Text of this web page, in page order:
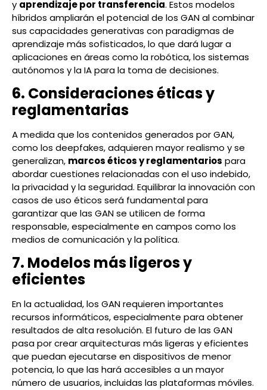
y aprendizaje por transferencia. Estos modelos
híbridos ampliarán el potencial de los GAN al combinar
sus capacidades generativas con paradigmas de
aprendizaje más sofisticados, lo que dará lugar a
aplicaciones en áreas como la robótica, los sistemas
autónomos y la IA para la toma de decisiones.
6. Consideraciones éticas y
reglamentarias
A medida que los contenidos generados por GAN,
como los deepfakes, adquieren mayor realismo y se
generalizan, marcos éticos y reglamentarios para
abordar cuestiones relacionadas con el uso indebido,
la privacidad y la seguridad. Equilibrar la innovación con
casos de uso éticos será fundamental para
garantizar que las GAN se utilicen de forma
responsable, especialmente en campos como los
medios de comunicación y la política.
7. Modelos más ligeros y
eficientes
En la actualidad, los GAN requieren importantes
recursos informáticos, especialmente para obtener
resultados de alta resolución. El futuro de las GAN
pasa por crear arquitecturas más ligeras y eficientes
que puedan ejecutarse en dispositivos de menor
potencia, lo que las hará accesibles a un mayor
número de usuarios, incluidas las plataformas móviles.